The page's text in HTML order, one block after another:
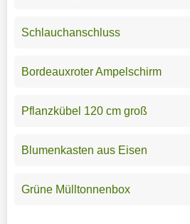
Schlauchanschluss
Bordeauxroter Ampelschirm
Pflanzkübel 120 cm groß
Blumenkasten aus Eisen
Grüne Mülltonnenbox